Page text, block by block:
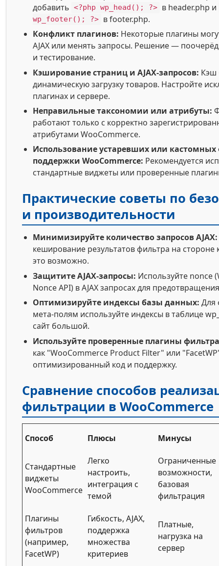
добавить <?php wp_head(); ?> в header.php и
wp_footer(); ?> в footer.php.
Конфликт плагинов: Некоторые плагины
AJAX или менять запросы. Решение —
и тестирование.
Кэширование страниц и AJAX-запросов: Кэш
динамическую загрузку товаров. Настройте
плагинах и сервере.
Неправильные таксономии или атрибуты:
работают только с корректно
атрибутами WooCommerce.
Использование устаревших или кастомных
поддержки WooCommerce: Рекомендуется
стандартные виджеты или проверенные
Практические советы по
и производительности
Минимизируйте количество запросов AJAX:
кеширование результатов фильтра на стороне
это возможно.
Защитите AJAX-запросы: Используйте nonce
Nonce API) в AJAX запросах для предотвращения
Оптимизируйте индексы базы данных: Для
мета-полям используйте индексы в таблице
сайт большой.
Используйте проверенные плагины
как "WooCommerce Product Filter" или
оптимизированный код и поддержку.
Сравнение способов
фильтрации в WooCommerce
Способ Плюсы Минусы
Стандартные
виджеты
WooCommerce
Легко
настроить,
интеграция с
темой
Ограниченные
возможности,
базовая
фильтрация
Плагины
фильтров
(например,
FacetWP)
Гибкость, AJAX,
поддержка
множества
критериев
Платные,
нагрузка на
сервер